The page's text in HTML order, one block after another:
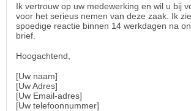
Ik vertrouw op uw medewerking en wil u bij
voor het serieus nemen van deze zaak. Ik
spoedige reactie binnen 14 werkdagen na
brief.
Hoogachtend,
[Uw naam]
[Uw Adres]
[Uw Email-adres]
[Uw telefoonnummer]